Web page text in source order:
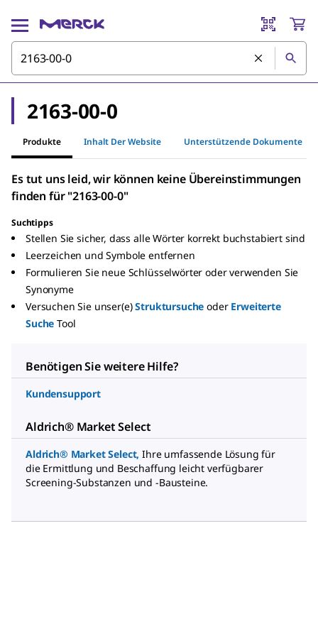
2163-00-0
Produkte Inhalt Der Website Unterstützende Dokumente
Es tut uns leid, wir können keine Übereinstimmungen
finden für "2163-00-0"
Suchtipps
Stellen Sie sicher, dass alle Wörter korrekt buchstabiert sind
Leerzeichen und Symbole entfernen
Formulieren Sie neue Schlüsselwörter oder verwenden Sie
Synonyme
Versuchen Sie unser(e) Struktursuche oder Erweiterte
Suche Tool
Benötigen Sie weitere Hilfe?
Kundensupport
Aldrich® Market Select
Aldrich® Market Select, Ihre umfassende Lösung für
die Ermittlung und Beschaffung leicht verfügbarer
Screening-Substanzen und -Bausteine.